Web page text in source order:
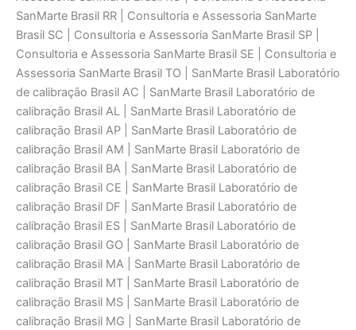
SanMarte Brasil RR | Consultoria e Assessoria SanMarte
Brasil SC | Consultoria e Assessoria SanMarte Brasil SP |
Consultoria e Assessoria SanMarte Brasil SE | Consultoria e
Assessoria SanMarte Brasil TO | SanMarte Brasil Laboratório
de calibraçāo Brasil AC | SanMarte Brasil Laboratório de
calibraçāo Brasil AL | SanMarte Brasil Laboratório de
calibraçāo Brasil AP | SanMarte Brasil Laboratório de
calibraçāo Brasil AM | SanMarte Brasil Laboratório de
calibraçāo Brasil BA | SanMarte Brasil Laboratório de
calibraçāo Brasil CE | SanMarte Brasil Laboratório de
calibraçāo Brasil DF | SanMarte Brasil Laboratório de
calibraçāo Brasil ES | SanMarte Brasil Laboratório de
calibraçāo Brasil GO | SanMarte Brasil Laboratório de
calibraçāo Brasil MA | SanMarte Brasil Laboratório de
calibraçāo Brasil MT | SanMarte Brasil Laboratório de
calibraçāo Brasil MS | SanMarte Brasil Laboratório de
calibraçāo Brasil MG | SanMarte Brasil Laboratório de